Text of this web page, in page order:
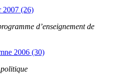
2007 (26)
d’enseignement de
2006 (30)